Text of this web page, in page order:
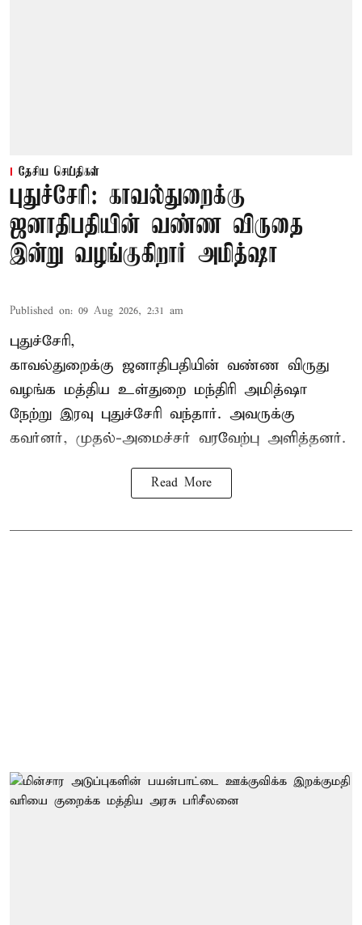
தேசிய செய்திகள்
புதுச்சேரி: காவல்துறைக்கு
ஜனாதிபதியின் வண்ண விருதை
இன்று வழங்குகிறார் அமித்ஷா
Published on: 09 Aug 2026, 2:31 am
புதுச்சேரி,
காவல்துறைக்கு ஜனாதிபதியின் வண்ண விருது
வழங்க மத்திய உள்துறை மந்திரி அமித்ஷா
நேற்று இரவு புதுச்சேரி வந்தார். அவருக்கு
கவர்னர், முதல்-அமைச்சர் வரவேற்பு அளித்தனர்.
Read More